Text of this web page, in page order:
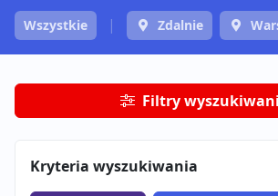
Wszystkie Zdalnie
Filtry
Kryteria wyszukiwania